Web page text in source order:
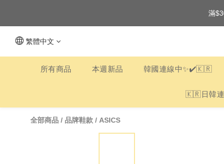
滿
繁體中文
所有商品 本週新品 韓國連線中✨✔️🇰🇷
🇰🇷日韓
全部商品 / 品牌鞋款 / ASICS